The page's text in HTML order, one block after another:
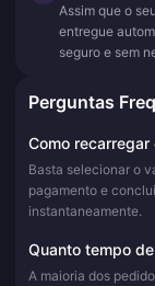
Assim que o
entregue
seguro e sem
Perguntas
Como
Basta selecionar o
pagamento e
instantaneamente.
Quanto tempo
A maioria dos